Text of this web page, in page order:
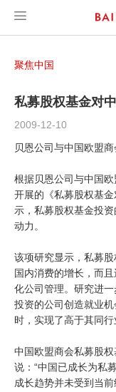
聚焦中国
私募股权基金对
2009-12-10
贝恩公司与中国欧盟
根据贝恩公司与中国
开展的《私募股权基
示，私募股权基金投
动力。
该项研究显示，私募
国内消费的增长，而
化公司管理。研究进
投资的公司创造就业
时，实现了高于其同行
中国欧盟商会私募股
说：“中国已成长为私
成长趋势并未受到当